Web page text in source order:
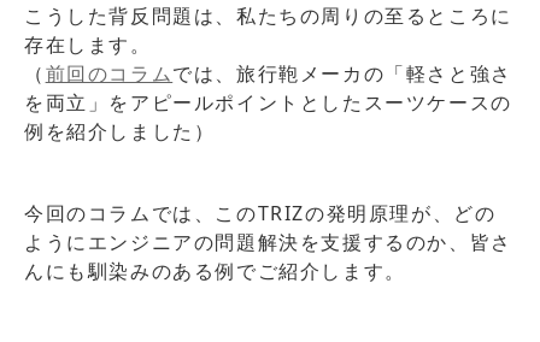
こうした背反問題は、私たちの周りの至るところに
存在します。
（前回のコラムでは、旅行鞄メーカの「軽さと強さ
を両立」をアピールポイントとしたスーツケースの
例を紹介しました）
今回のコラムでは、このTRIZの発明原理が、どの
ようにエンジニアの問題解決を支援するのか、皆さ
んにも馴染みのある例でご紹介します。